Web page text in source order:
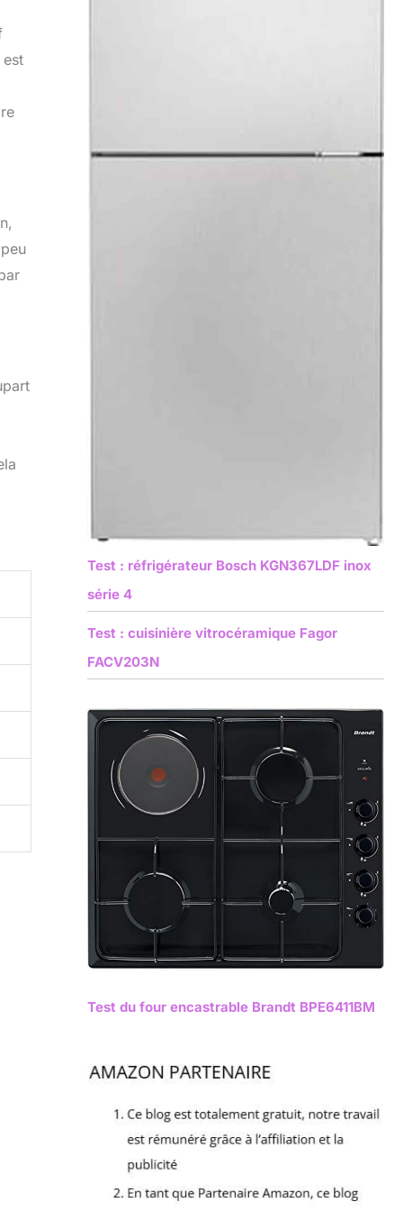
Test : réfrigérateur Bosch KGN367LDF inox
série 4
Test : cuisinière vitrocéramique Fagor
FACV203N
Test du four encastrable Brandt BPE6411BM